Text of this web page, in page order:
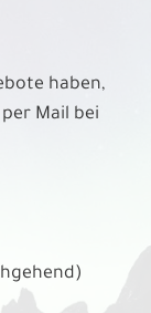
haben,
Mail bei